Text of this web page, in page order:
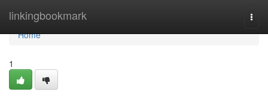
linkingbookmark
Home
Home
1